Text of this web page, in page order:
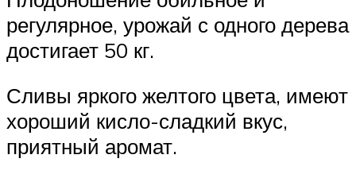
регулярное, урожай с одного дерева
достигает 50 кг.
Сливы яркого желтого цвета, имеют
хороший кисло-сладкий вкус,
приятный аромат.